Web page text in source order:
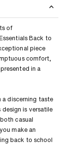
of
Back to
piece
comfort,
in a
a discerning taste
is versatile
casual
make an
back to school